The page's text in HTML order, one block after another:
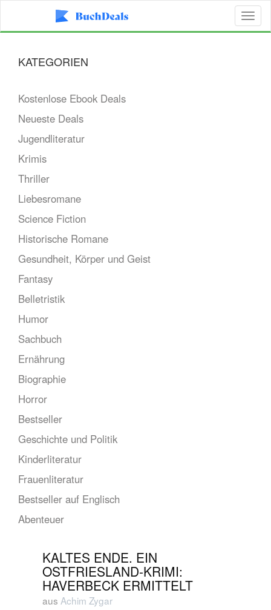
KATEGORIEN
Kostenlose Ebook Deals
Neueste Deals
Jugendliteratur
Krimis
Thriller
Liebesromane
Science Fiction
Historische Romane
Gesundheit, Körper und Geist
Fantasy
Belletristik
Humor
Sachbuch
Ernährung
Biographie
Horror
Bestseller
Geschichte und Politik
Kinderliteratur
Frauenliteratur
Bestseller auf Englisch
Abenteuer
KALTES ENDE. EIN
OSTFRIESLAND-KRIMI:
HAVERBECK ERMITTELT
aus Achim Zygar